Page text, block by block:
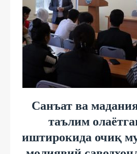
Санъат ва
таълим
иштирокида очиқ